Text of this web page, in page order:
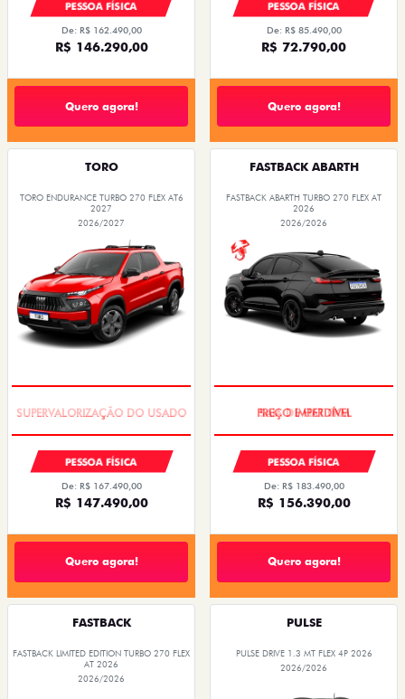
PESSOA FÍSICA
De: R$ 162.490,00
R$ 146.290,00
Quero agora!
PESSOA FÍSICA
De: R$ 85.490,00
R$ 72.790,00
Quero agora!
TORO
TORO ENDURANCE TURBO 270 FLEX AT6
2027
2026/2027
PESSOA FÍSICA
De: R$ 167.490,00
R$ 147.490,00
Quero agora!
FASTBACK ABARTH
FASTBACK ABARTH TURBO 270 FLEX AT
2026
2026/2026
PESSOA FÍSICA
De: R$ 183.490,00
R$ 156.390,00
Quero agora!
FASTBACK
FASTBACK LIMITED EDITION TURBO 270 FLEX
AT 2026
2026/2026
PULSE
PULSE DRIVE 1.3 MT FLEX 4P 2026
2026/2026